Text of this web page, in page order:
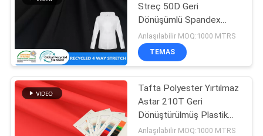
Streç 50D Geri
Dönüşümlü Spandex
Kumaş
Anlaşılabilir MOQ:1000 MTRS
TEMAS
Tafta Polyester Yırtılmaz
Astar 210T Geri
Dönüştürülmüş Plastik
Kumaş
Anlaşılabilir MOQ:1000 MTRS